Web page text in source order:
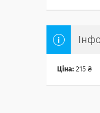
Ціна: 215 ₴